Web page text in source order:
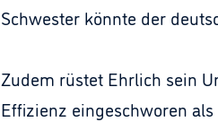
Schwester könnte der
Zudem rüstet Ehrlich sein
Effizienz eingeschworen